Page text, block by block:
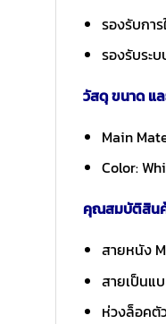
รองรับกา
รองรับระ
วัสดุ ขนาด แ
Main
Color:
คุณสมบัติสินค้
สายหนัง
สายเป็นแ
ห่วงล็อคตั